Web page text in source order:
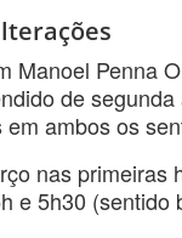
Manoel Penna
de
ambos os
nas primeiras
e 5h30 (sentido